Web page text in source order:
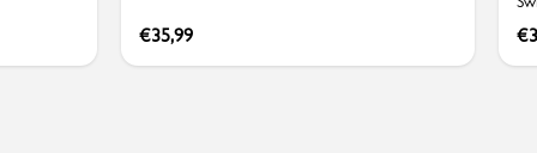
€35,99 €